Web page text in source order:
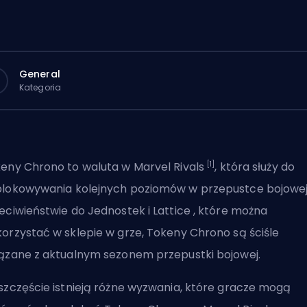
General
Kategoria
Chrono to waluta w Marvel Rivals [1] , która służy do
kolejnych poziomów w przepustce
do Jednosteki Lattice , które można
w sklepie w grze, Tokeny Chrono są ściśle
z aktualnym sezonem przepustki bojowej.
istnieją różne wyzwania, które gracze mogą